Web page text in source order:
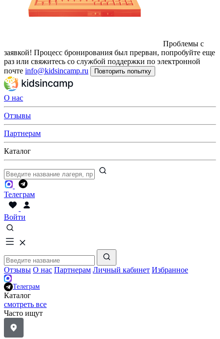
Проблемы с
заявкой! Процесс бронирования был прерван, попробуйте еще
раз или свяжитесь со службой поддержки по электронной
почте info@kidsincamp.ru Повторить попытку
О нас
Отзывы
Партнерам
Каталог
Телеграм
Войти
Отзывы О нас Партнерам Личный кабинет Избранное
Телеграм
Каталог
смотреть все
Часто ищут